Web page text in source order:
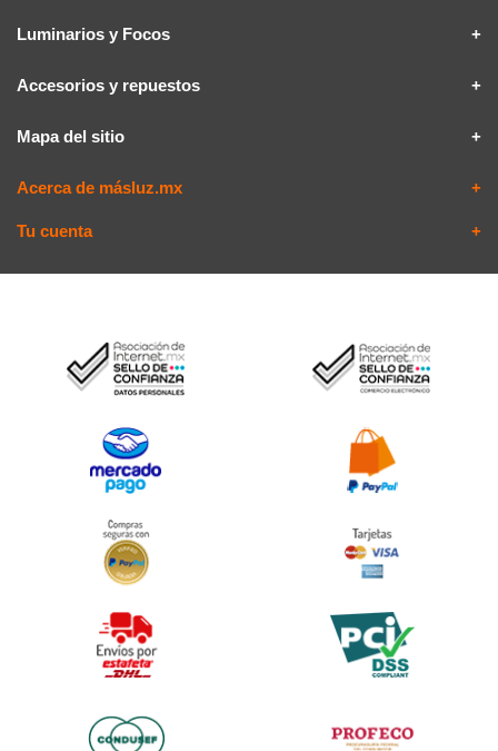
Luminarios y Focos
Accesorios y repuestos
Mapa del sitio
Acerca de másluz.mx
Tu cuenta